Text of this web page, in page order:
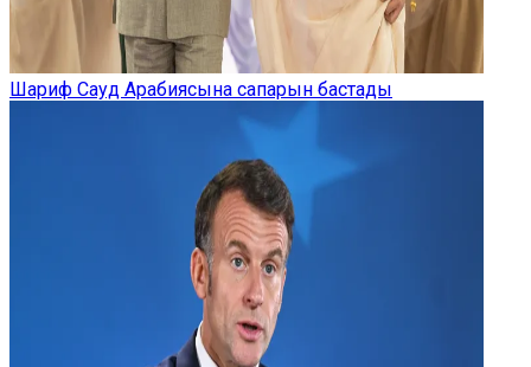
Шариф Сауд Арабиясына сапарын бастады